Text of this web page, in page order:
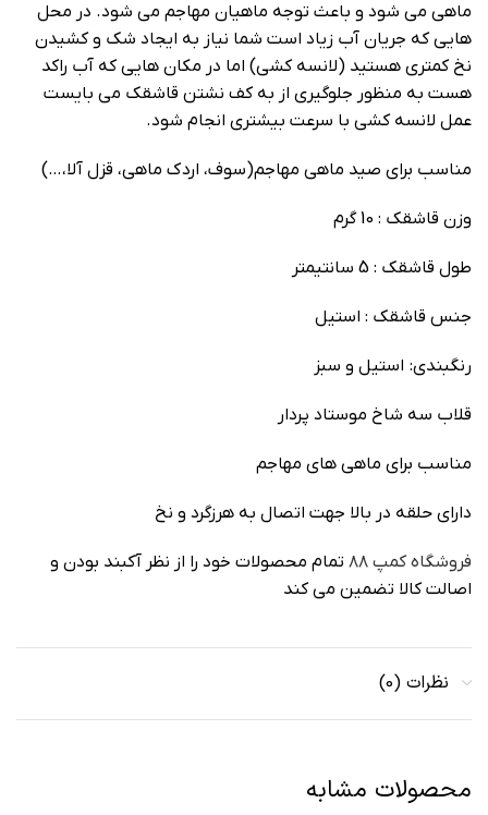
ماهی می شود و باعث توجه ماهیان مهاجم می شود. در محل
هایی که جریان آب زیاد است شما نیاز به ایجاد شک و کشیدن
نخ کمتری هستید (لانسه کشی) اما در مکان هایی که آب راکد
هست به منظور جلوگیری از به کف نشتن قاشقک می بایست
عمل لانسه کشی با سرعت بیشتری انجام شود.
مناسب برای صید ماهی مهاجم(سوف، اردک ماهی، قزل آلا،…)
وزن قاشقک : 10 گرم
طول قاشقک : 5 سانتیمتر
جنس قاشقک : استیل
رنگبندی: استیل و سبز
قلاب سه شاخ موستاد پردار
مناسب برای ماهی های مهاجم
دارای حلقه در بالا جهت اتصال به هرزگرد و نخ
فروشگاه کمپ ۸۸
تمام محصولات خود را از نظر آکبند بودن و
اصالت کالا تضمین می کند
نظرات (0)
محصولات مشابه